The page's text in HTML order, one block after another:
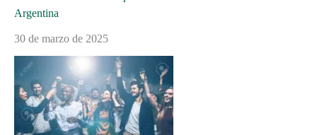
Argentina
30 de marzo de 2025